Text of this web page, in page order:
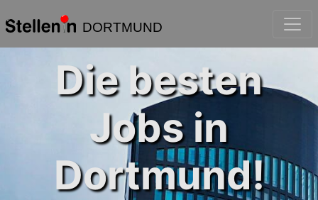
DORTMUND
Die besten
Jobs in
Dortmund!